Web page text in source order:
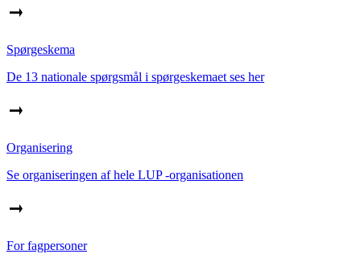
Spørgeskema
De 13 nationale spørgsmål i spørgeskemaet ses her
Organisering
Se organiseringen af hele LUP -organisationen
For fagpersoner